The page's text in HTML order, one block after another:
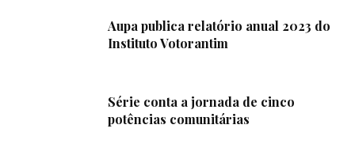
Aupa publica relatório anual 2023 do
Instituto Votorantim
Série conta a jornada de cinco
potências comunitárias